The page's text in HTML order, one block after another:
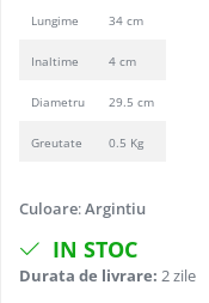
Lungime
34 cm
Inaltime 4 cm
Diametru 29.5 cm
Greutate 0.5 Kg
Culoare:Argintiu
IN STOC
Durata de livrare: 2 zile